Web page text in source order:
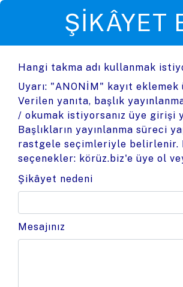
ŞIKÂYET
Hangi takma adı kullanmak
Uyarı: "ANONİM" kayıt eklemek
Verilen yanıta, başlık
/ okumak istiyorsanız üye girişi
Başlıkların yayınlanma süreci
rastgele seçimleriyle belirlenir.
seçenekler: körüz.biz'e üye ol
Şikâyet nedeni
Mesajınız